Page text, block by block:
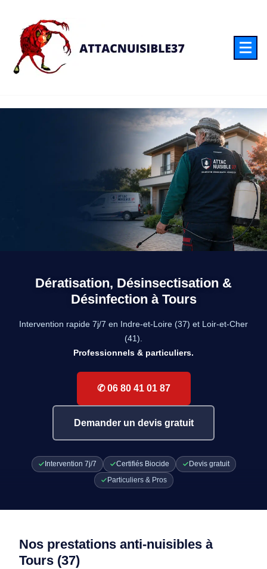
Dératisation, Désinsectisation &
Désinfection à Tours
Intervention rapide 7j/7 en Indre-et-Loire (37) et Loir-et-Cher
(41).
Professionnels & particuliers.
✆ 06 80 41 01 87
Demander un devis gratuit
Intervention 7j/7 Certifiés Biocide Devis gratuit
Particuliers & Pros
Nos prestations anti-nuisibles à
Tours (37)